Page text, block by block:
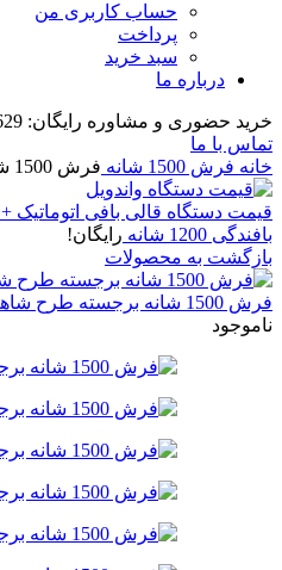
حساب کاربری من
پرداخت
سبد خرید
درباره ما
خرید حضوری و مشاوره رایگان: 54702629_031
تماس با ما
خانه فرش 1500 شانه فرش 1500 شانه برجسته طرح آریانا
قیمت دستگاه قالی بافی اتوماتیک
بافندگی 1200 شانه
رایگان!
بازگشت به محصولات
فرش 1500 شانه برجسته طرح شاهکار
ناموجود